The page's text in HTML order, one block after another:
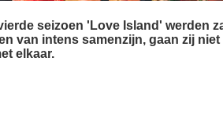
seizoen 'Love Island' werden
van intens samenzijn, gaan zij
elkaar.